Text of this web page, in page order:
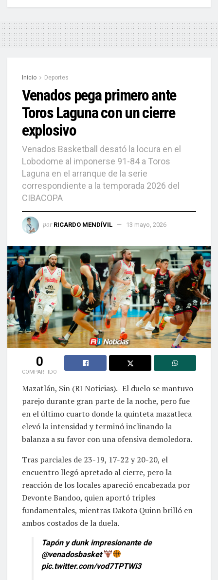
Inicio Deportes
Venados pega primero ante
Toros Laguna con un cierre
explosivo
Venados Basketball desató la locura en el
Lobodome al imponerse 91-84 a Toros
Laguna en el arranque de la serie
correspondiente a la temporada 2026 del
CIBACOPA
por RICARDO MENDÍVIL 13 mayo, 2026
0
COMPARTIDO
Mazatlán, Sin (RI Noticias).- El duelo se mantuvo
parejo durante gran parte de la noche, pero fue
en el último cuarto donde la quinteta mazatleca
elevó la intensidad y terminó inclinando la
balanza a su favor con una ofensiva demoledora.
Tras parciales de 23-19, 17-22 y 20-20, el
encuentro llegó apretado al cierre, pero la
reacción de los locales apareció encabezada por
Devonte Bandoo, quien aportó triples
fundamentales, mientras Dakota Quinn brilló en
ambos costados de la duela.
Tapón y dunk impresionante de
@venadosbasket
pic.twitter.com/vod7TPTWi3